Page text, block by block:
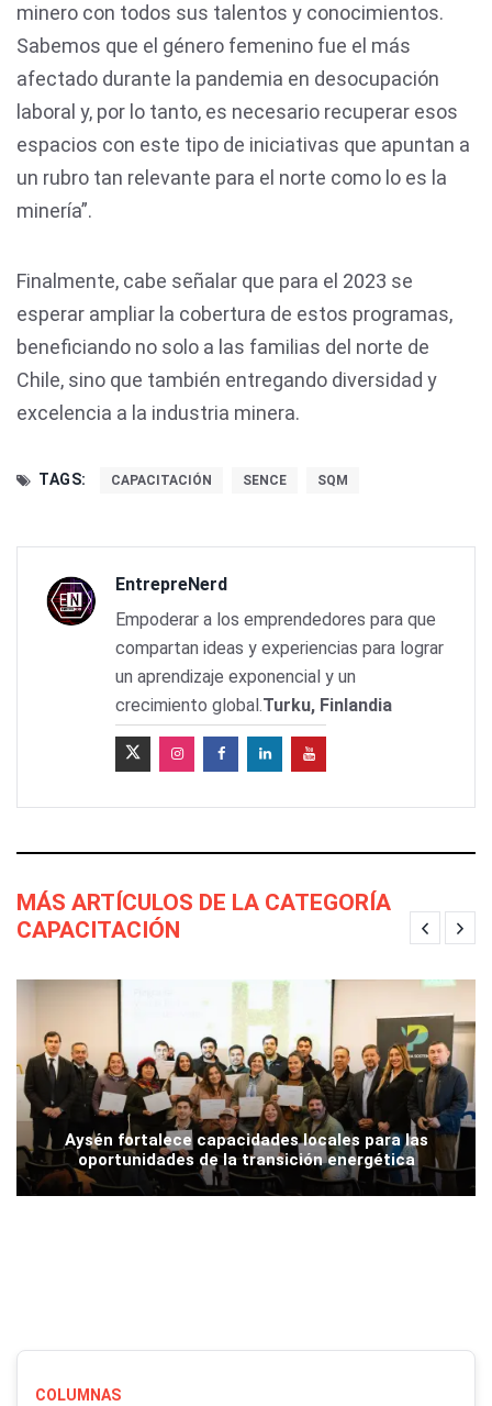
minero con todos sus talentos y conocimientos.
Sabemos que el género femenino fue el más
afectado durante la pandemia en desocupación
laboral y, por lo tanto, es necesario recuperar esos
espacios con este tipo de iniciativas que apuntan a
un rubro tan relevante para el norte como lo es la
minería”.
Finalmente, cabe señalar que para el 2023 se
esperar ampliar la cobertura de estos programas,
beneficiando no solo a las familias del norte de
Chile, sino que también entregando diversidad y
excelencia a la industria minera.
TAGS: CAPACITACIÓN SENCE SQM
EntrepreNerd
Empoderar a los emprendedores para que
compartan ideas y experiencias para lograr
un aprendizaje exponencial y un
crecimiento global.Turku, Finlandia
MÁS ARTÍCULOS DE LA CATEGORÍA
CAPACITACIÓN
Aysén fortalece capacidades locales para las
oportunidades de la transición energética
COLUMNAS